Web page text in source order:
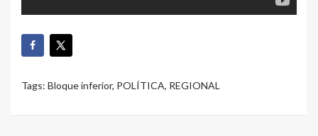
Tags: Bloque inferior, POLÍTICA, REGIONAL